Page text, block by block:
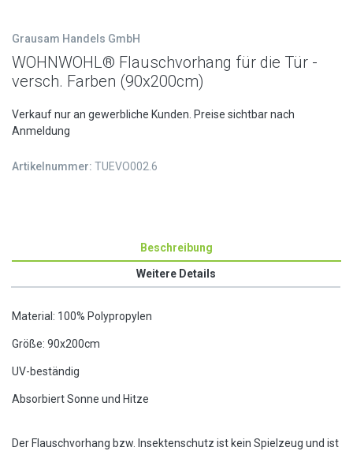
Grausam Handels GmbH
WOHNWOHL® Flauschvorhang für die Tür -
versch. Farben (90x200cm)
Verkauf nur an gewerbliche Kunden. Preise sichtbar nach
Anmeldung
Artikelnummer: TUEVO002.6
Beschreibung
Weitere Details
Material: 100% Polypropylen
Größe: 90x200cm
UV-beständig
Absorbiert Sonne und Hitze
Der Flauschvorhang bzw. Insektenschutz ist kein Spielzeug und ist